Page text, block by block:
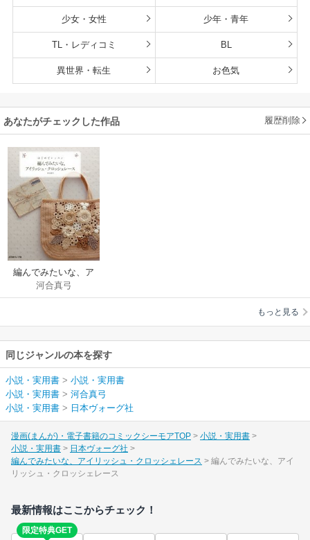
少女・女性 少年・青年
TL・レディコミ BL
異世界・転生 お色気
あなたがチェックした作品 履歴削除
編んでみたいな、ア
イリッシュ・クロッ
シェレース
河合真弓
もっと見る
同じジャンルの本を探す
小説・実用書 > 小説・実用書
小説・実用書 > 河合真弓
小説・実用書 > 日本ヴォーグ社
漫画(まんが)・電子書籍のコミックシーモアTOP
小説・実用書
小説・実用書
日本ヴォーグ社
編んでみたいな、アイリッシュ・クロッシェレース
編んでみたいな、アイ
リッシュ・クロッシェレース
最新情報はここからチェック！
限定特典GET